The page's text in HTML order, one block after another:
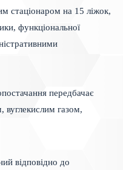
стаціонаром на 15 ліжок,
функціональної
передбачає
вуглекислим газом,
відповідно до